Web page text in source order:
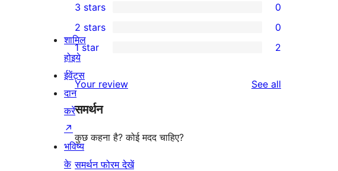
star
reviews
4-
star
reviews
0
3-
star
3 stars 0
0
2-
star
reviews
2 stars 0
2
1-
star
reviews
1 star 2
Your review See all
समर्थन
कुछ कहना है? कोई मदद चाहिए?
समर्थन फोरम देखें
शामिल
होइये
ईवेंट्स
दान
करें
↗
भविष्य
के